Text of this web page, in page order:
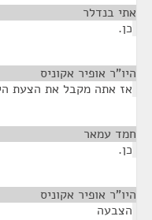
אתי בנדלר
כן.
היו"ר אופיר אקוניס
אז אתה מקבל את הצעת
חמד עמאר
כן.
היו"ר אופיר אקוניס
הצבעה